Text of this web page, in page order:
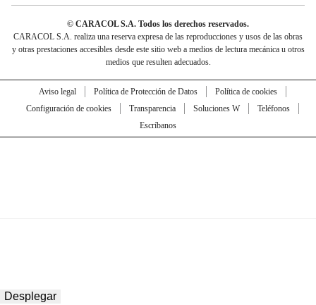
© CARACOL S.A. Todos los derechos reservados.
CARACOL S.A. realiza una reserva expresa de las reproducciones y usos de las obras
y otras prestaciones accesibles desde este sitio web a medios de lectura mecánica u otros
medios que resulten adecuados.
Aviso legal Política de Protección de Datos
Política de cookies
Configuración de cookies
Transparencia Soluciones W
Teléfonos
Escríbanos
Desplegar